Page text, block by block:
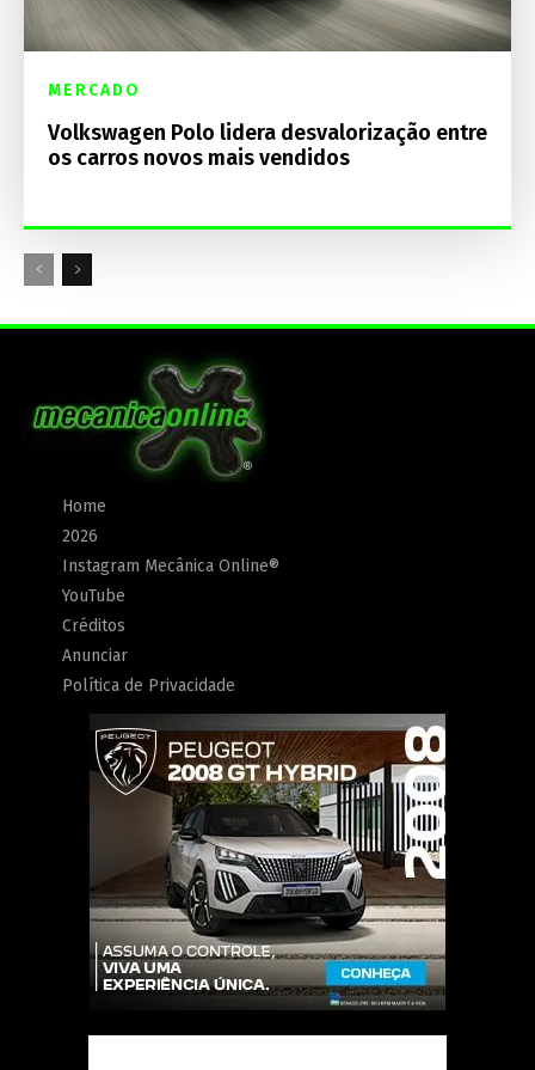
MERCADO
Volkswagen Polo lidera desvalorização entre
os carros novos mais vendidos
Home
2026
Instagram Mecânica Online®
YouTube
Créditos
Anunciar
Política de Privacidade